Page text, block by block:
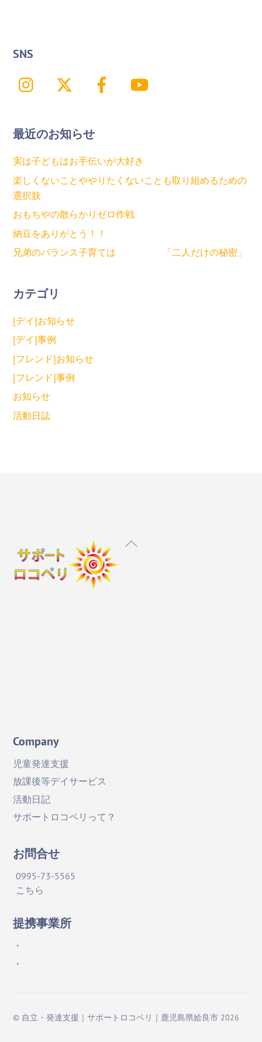
SNS
Instagram Facebook
最近のお知らせ
実は子どもはお手伝いが大好き
楽しくないことややりたくないことも取り組めるための
選択肢
おもちやの散らかりゼロ作戦
納豆をありがとう！！
兄弟のバランス子育ては 「二人だけの秘密」
カテゴリ
[デイ]お知らせ
[デイ]事例
[フレンド]お知らせ
[フレンド]事例
お知らせ
活動日誌
Back
Company
児童発達支援
放課後等デイサービス
活動日記
サポートロコペリって？
お問合せ
0995-73-5565
こちら
提携事業所
・
・
© 自立・発達支援｜サポートロコペリ｜鹿児島県姶良市 2026